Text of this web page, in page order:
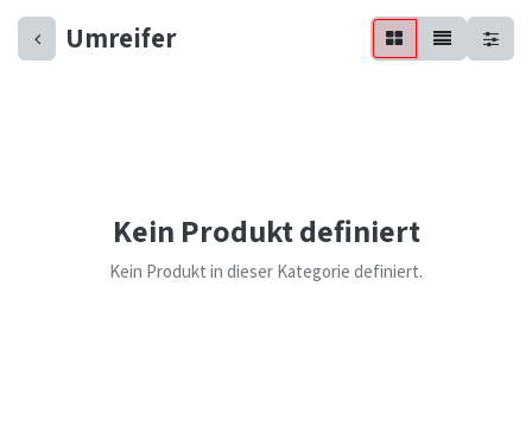
Umreifer
Kein Produkt definiert
Kein Produkt in dieser Kategorie definiert.